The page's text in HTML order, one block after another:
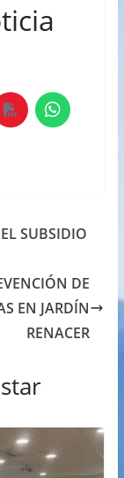
SUBSIDIO
DE
EN JARDÍN
RENACER